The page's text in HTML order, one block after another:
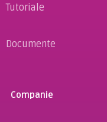
Tutoriale
Documente
Companie